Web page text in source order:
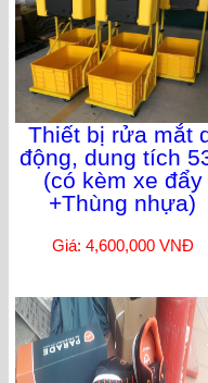
Thiết bị rửa mắt
động, dung tích
(có kèm xe đẩy
+Thùng nhựa)
Giá: 4,600,000 VNĐ